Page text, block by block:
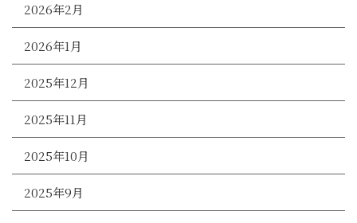
2026年2月
2026年1月
2025年12月
2025年11月
2025年10月
2025年9月